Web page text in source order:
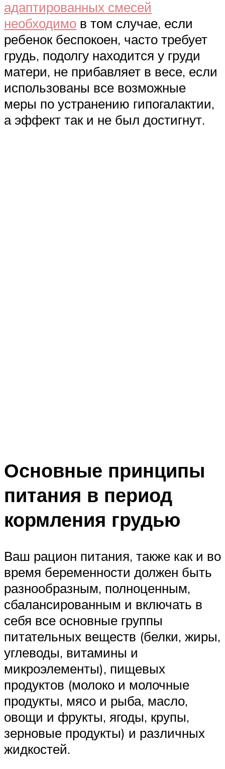
адаптированных смесей
необходимо в том случае, если
ребенок беспокоен, часто требует
грудь, подолгу находится у груди
матери, не прибавляет в весе, если
использованы все возможные
меры по устранению гипогалактии,
а эффект так и не был достигнут.
Основные принципы
питания в период
кормления грудью
Ваш рацион питания, также как и во
время беременности должен быть
разнообразным, полноценным,
сбалансированным и включать в
себя все основные группы
питательных веществ (белки, жиры,
углеводы, витамины и
микроэлементы), пищевых
продуктов (молоко и молочные
продукты, мясо и рыба, масло,
овощи и фрукты, ягоды, крупы,
зерновые продукты) и различных
жидкостей.